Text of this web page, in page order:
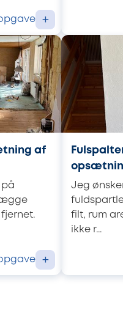
+
af
på
+
Jeg
filt, rum
ikke r...